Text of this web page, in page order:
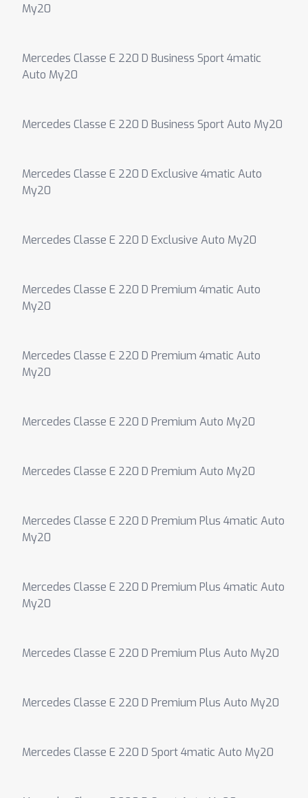
My20
Mercedes Classe E 220 D Business Sport 4matic
Auto My20
Mercedes Classe E 220 D Business Sport Auto My20
Mercedes Classe E 220 D Exclusive 4matic Auto
My20
Mercedes Classe E 220 D Exclusive Auto My20
Mercedes Classe E 220 D Premium 4matic Auto
My20
Mercedes Classe E 220 D Premium 4matic Auto
My20
Mercedes Classe E 220 D Premium Auto My20
Mercedes Classe E 220 D Premium Auto My20
Mercedes Classe E 220 D Premium Plus 4matic Auto
My20
Mercedes Classe E 220 D Premium Plus 4matic Auto
My20
Mercedes Classe E 220 D Premium Plus Auto My20
Mercedes Classe E 220 D Premium Plus Auto My20
Mercedes Classe E 220 D Sport 4matic Auto My20